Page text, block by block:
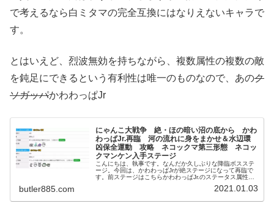
で考えるなら白ミタマの完全互換にはなりえないキャラで
す。
とはいえど、烈波無効を持ちながら、複数属性の複数の敵
を鈍足にできるという有利性は唯一のものなので、あのク
ソガッパかわわっぱJr
にゃんこ大戦争 絶・ほの暗い沼の底から かわ
わっぱJr.再臨 河の流れに身をまかせ＆水辺環
凶保全運動 攻略 ネコックマ第三形態 ネコッ
クマンケン入手ステージ
こんにちは、執事です。なんだか久しぶりな降臨ボスステ
ージ。今回は、かわわっぱJrが絶ステージになって再臨で
す。前ステージはこちらかわわっぱJr.のステータス属性：
butler885.com 2021.01.03